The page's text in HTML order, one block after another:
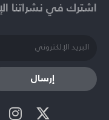
اشترك في نشراتنا
إرسال